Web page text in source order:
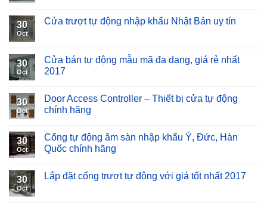
30
Oct
Cửa trượt tự động nhập khẩu Nhật Bản uy tín
30
Oct
Cửa bán tự động mẫu mã đa dạng, giá rẻ nhất
2017
30
Oct
Door Access Controller – Thiết bị cửa tự động
chính hãng
30
Oct
Cổng tự động âm sàn nhập khẩu Ý, Đức, Hàn
Quốc chính hãng
30
Oct
Lắp đặt cổng trượt tự động với giá tốt nhất 2017